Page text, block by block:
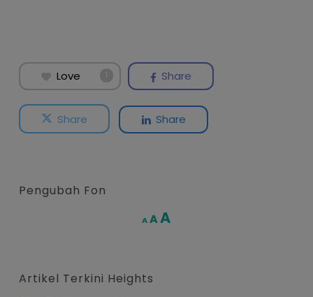
Love 1 Share
Share Share
Pengubah Fon
A Decrease
AReset
AIncrease
Artikel Terkini Heights